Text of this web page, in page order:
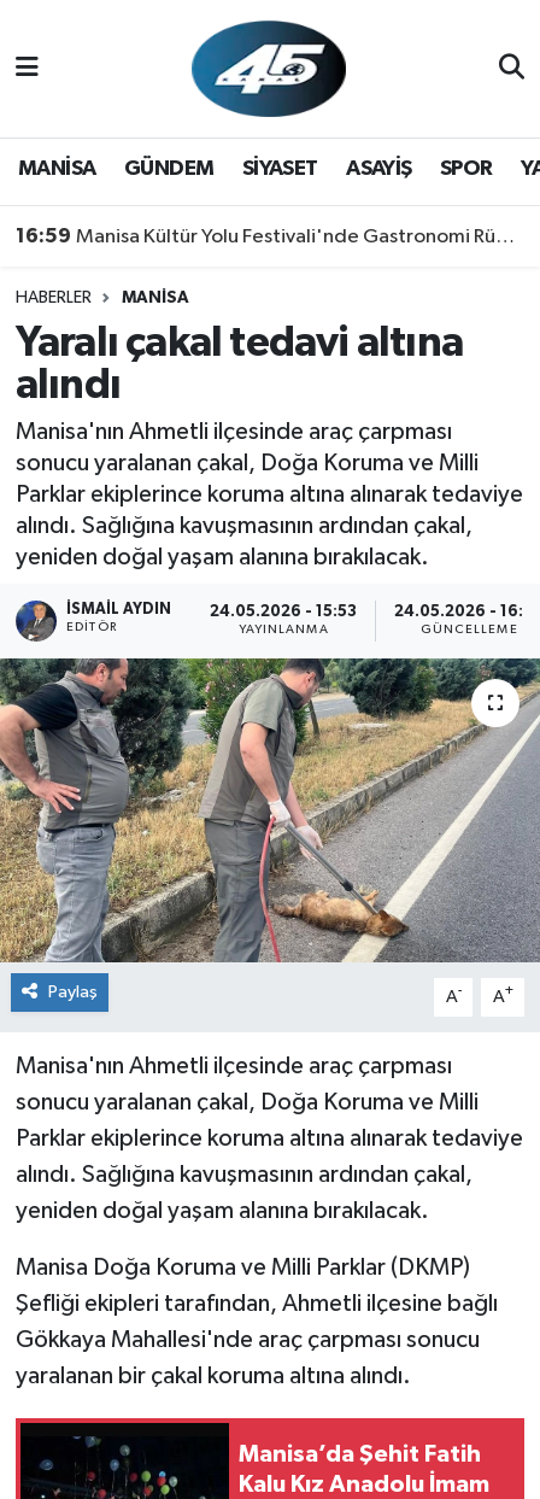
MANİSA GÜNDEM SİYASET ASAYİŞ SPOR
16:59 Manisa Kültür Yolu Festivali'nde Gastronomi Rüzgarı: Lezzetin Yıldızı "Manisa Kebabı" Oldu!
HABERLER MANİSA
Yaralı çakal tedavi altına
alındı
Manisa'nın Ahmetli ilçesinde araç çarpması
sonucu yaralanan çakal, Doğa Koruma ve Milli
Parklar ekiplerince koruma altına alınarak tedaviye
alındı. Sağlığına kavuşmasının ardından çakal,
yeniden doğal yaşam alanına bırakılacak.
İSMAIL AYDIN
EDITÖR
24.05.2026 - 15:53
YAYINLANMA
24.05.2026 -
GÜNCELLEME
Paylaş A- A+
Manisa'nın Ahmetli ilçesinde araç çarpması
sonucu yaralanan çakal, Doğa Koruma ve Milli
Parklar ekiplerince koruma altına alınarak tedaviye
alındı. Sağlığına kavuşmasının ardından çakal,
yeniden doğal yaşam alanına bırakılacak.
Manisa Doğa Koruma ve Milli Parklar (DKMP)
Şefliği ekipleri tarafından, Ahmetli ilçesine bağlı
Gökkaya Mahallesi'nde araç çarpması sonucu
yaralanan bir çakal koruma altına alındı.
Manisa’da Şehit Fatih
Kalu Kız Anadolu İmam
GÜNDEM
SPOR
YAŞAM
RESMİ REKLAM
Hava Durumu
Trafik Durumu
Son Dakika Haberleri
Haber Arşivi